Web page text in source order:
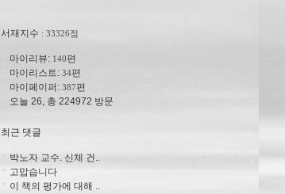
서재지수 : 33326점
마이리뷰: 140편
마이리스트: 34편
마이페이퍼: 387편
오늘 26, 총 224972 방문
최근 댓글
박노자 교수. 신체 건..
고맙습니다
이 책의 평가에 대해 ..